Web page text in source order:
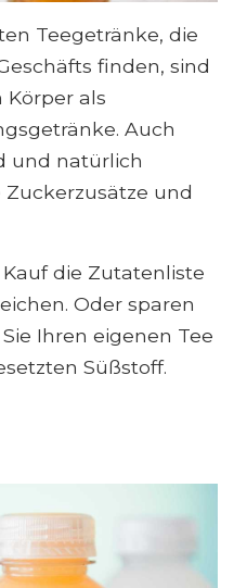
Teegetränke, die
finden, sind
als
Auch
und natürlich
und
die Zutatenliste
Oder sparen
Ihren eigenen Tee
Süßstoff.